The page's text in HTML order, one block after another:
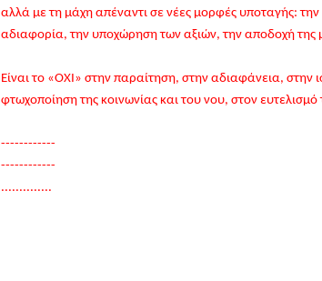
αλλά με τη μάχη απέναντι σε νέες μορφές υποταγής:
αδιαφορία, την υποχώρηση των αξιών, την αποδοχή της
Είναι το «ΟΧΙ» στην παραίτηση, στην αδιαφάνεια,
φτωχοποίηση της κοινωνίας και του νου, στον
------------
------------
..............